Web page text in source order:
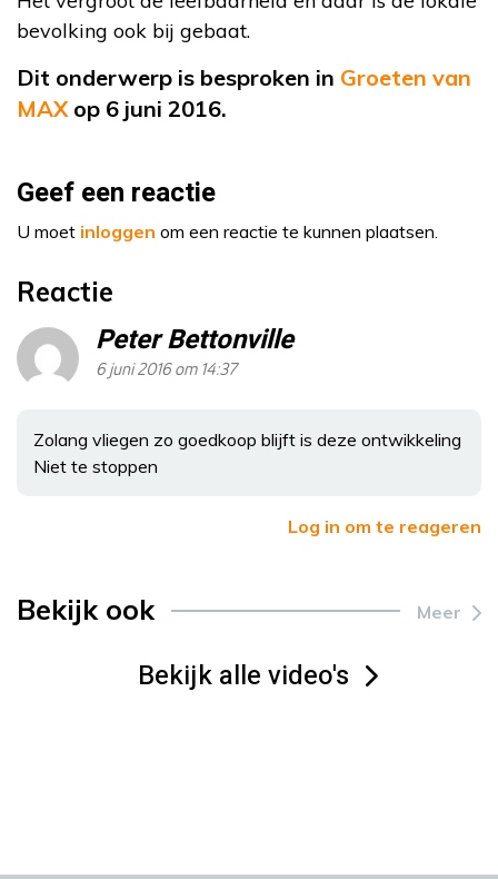
bevolking ook bij gebaat.
Dit onderwerp is besproken in Groeten van
MAXop 6 juni 2016.
Geef een reactie
U moet inloggen om een reactie te kunnen plaatsen.
Reactie
Peter Bettonville
6 juni 2016 om 14:37
Zolang vliegen zo goedkoop blijft is deze ontwikkeling
Niet te stoppen
Log in om te reageren
Bekijk ook Meer
Bekijk alle video's